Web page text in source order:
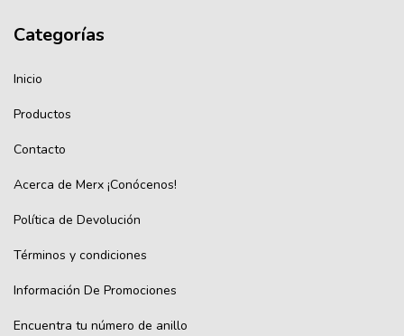
Categorías
Inicio
Productos
Contacto
Acerca de Merx ¡Conócenos!
Política de Devolución
Términos y condiciones
Información De Promociones
Encuentra tu número de anillo